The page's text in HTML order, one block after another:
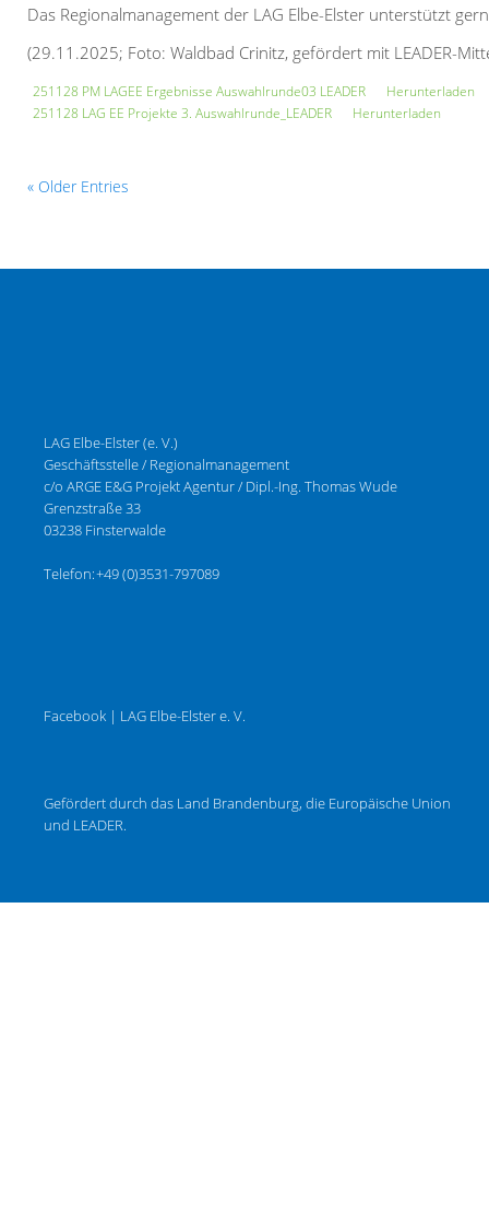
Das Regionalmanagement der LAG Elbe-Elster unterstützt
(29.11.2025; Foto: Waldbad Crinitz, gefördert mit LEADER-
251128 PM LAGEE Ergebnisse Auswahlrunde03 LEADER
Herunterladen
251128 LAG EE Projekte 3. Auswahlrunde_LEADER
Herunterladen
« Older Entries
LAG Elbe-Elster (e. V.)
Geschäftsstelle / Regionalmanagement
c/o ARGE E&G Projekt Agentur / Dipl.-Ing. Thomas Wude
Grenzstraße 33
03238 Finsterwalde
Telefon:+49 (0)3531-797089
Facebook | LAG Elbe-Elster e. V.
Gefördert durch das Land Brandenburg, die Europäische Union
und LEADER.